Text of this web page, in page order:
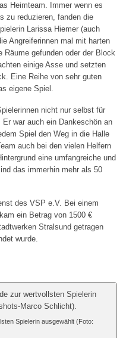
Heimteam. Immer wenn es
zu reduzieren, fanden die
Larissa Hiemer (auch
Angreiferinnen mal mit harten
Räume gefunden oder der Block
einige Asse und setzten
Eine Reihe von sehr guten
eigene Spiel.
nicht nur selbst für
war auch ein Dankeschön an
Spiel den Weg in die Halle
auch bei den vielen Helfern
eine umfangreiche und
das immerhin mehr als 50
des VSP e.V. Bei einem
ein Betrag von 1500 €
Stralsund getragen
wurde.
Spielerin ausgewählt (Foto: